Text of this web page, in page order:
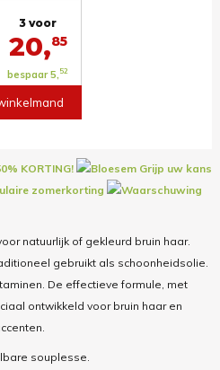
3 voor
20,85
bespaar 5, 52
KORTING!
Grijp uw kans
zomerkorting
natuurlijk of gekleurd bruin haar.
gebruikt als schoonheidsolie.
De effectieve formule, met
ontwikkeld voor bruin haar en
souplesse.